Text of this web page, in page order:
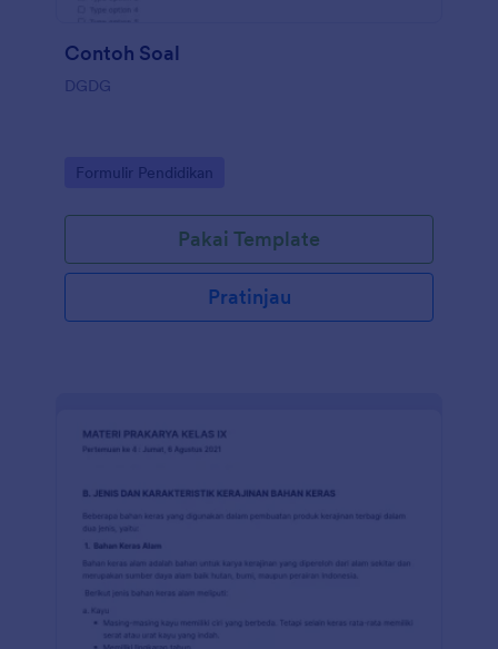
Contoh Soal
DGDG
Go to Category:
Formulir Pendidikan
Pakai Template
Pratinjau